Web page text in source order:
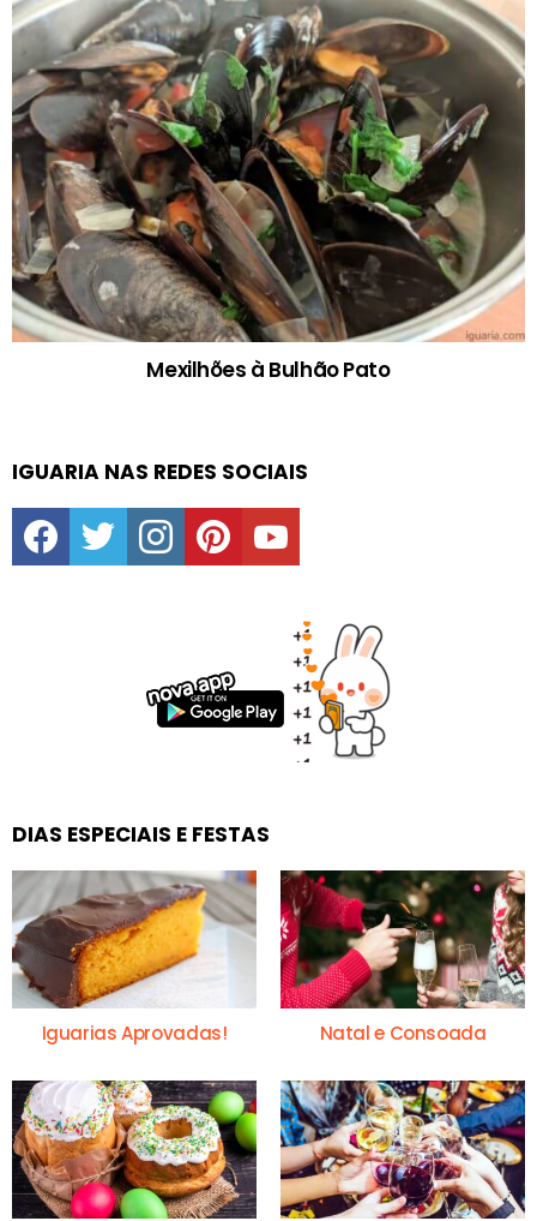
Mexilhões à Bulhão Pato
IGUARIA NAS REDES SOCIAIS
facebooktwitter instagrampinterestyoutube
DIAS ESPECIAIS E FESTAS
Iguarias Aprovadas! Natal e Consoada